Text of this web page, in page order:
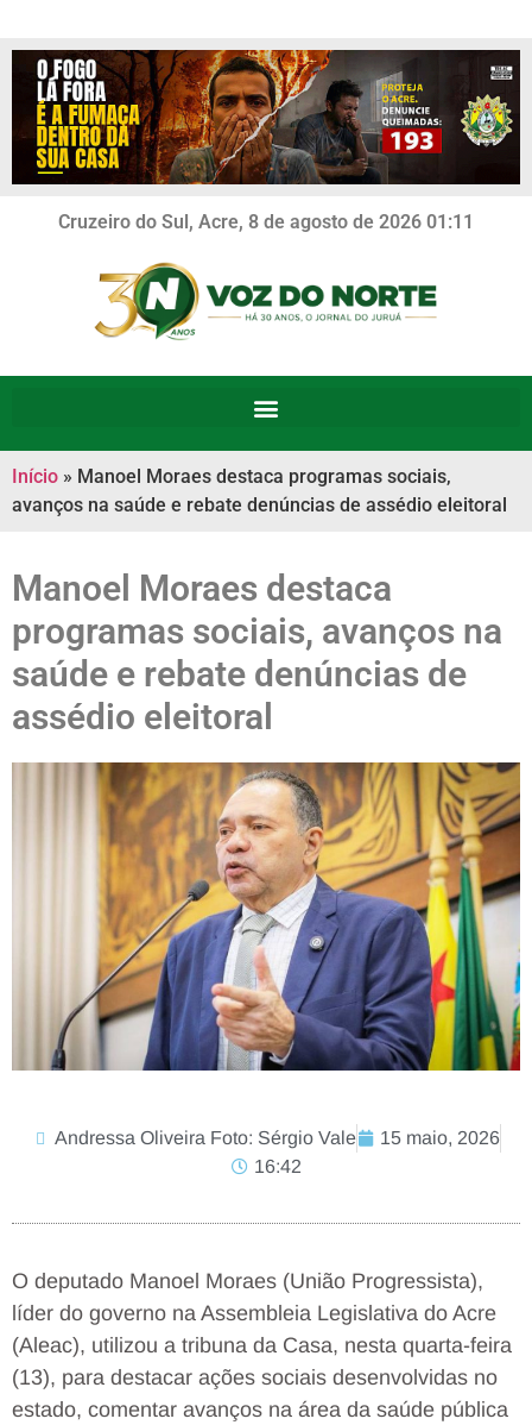
Cruzeiro do Sul, Acre, 8 de agosto de 2026 01:11
Início » Manoel Moraes destaca programas sociais,
avanços na saúde e rebate denúncias de assédio eleitoral
Manoel Moraes destaca
programas sociais, avanços na
saúde e rebate denúncias de
assédio eleitoral
Andressa Oliveira Foto: Sérgio Vale
15 maio, 2026
16:42
O deputado Manoel Moraes (União Progressista),
líder do governo na Assembleia Legislativa do Acre
(Aleac), utilizou a tribuna da Casa, nesta quarta-feira
(13), para destacar ações sociais desenvolvidas no
estado, comentar avanços na área da saúde pública